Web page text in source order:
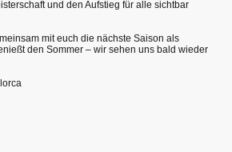
und den Aufstieg für alle sichtbar
mit euch die nächste Saison als
den Sommer – wir sehen uns bald wieder